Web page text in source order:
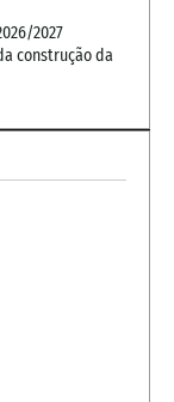
2027
construção da